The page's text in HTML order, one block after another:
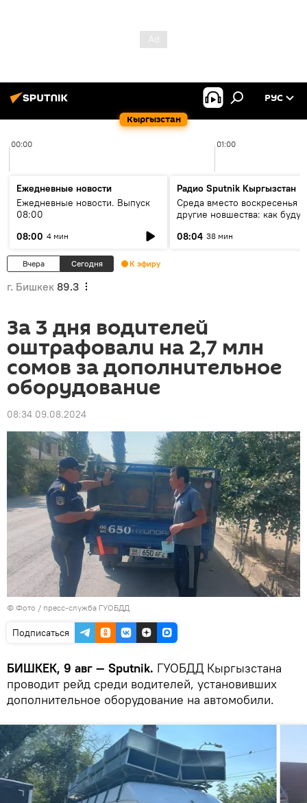
Кыргызстан
РУС
00:00 01:00
Ежедневные новости
Ежедневные новости. Выпуск
08:00
08:00 4 мин
Радио Sputnik Кыргызстан
Среда вместо воскресенья и
другие новшества: как будут
08:04 38 мин
Вчера Сегодня К эфиру
г. Бишкек 89.3
За 3 дня водителей
оштрафовали на 2,7 млн
сомов за дополнительное
оборудование
08:34 09.08.2024
© Фото / пресс-служба ГУОБДД
Подписаться
БИШКЕК, 9 авг — Sputnik. ГУОБДД Кыргызстана
проводит рейд среди водителей, установивших
дополнительное оборудование на автомобили.